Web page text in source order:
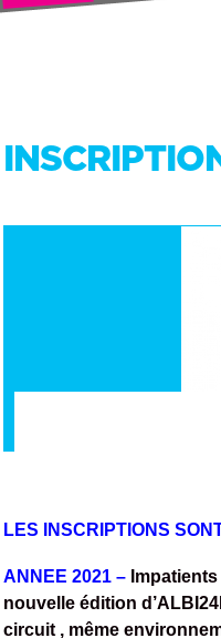
LES INSCRIPTIONS
ANNEE 2021 –
nouvelle édition
circuit , même